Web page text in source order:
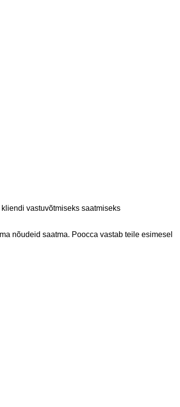
vastuvõtmiseks saatmiseks
nõudeid saatma. Poocca vastab teile esimesel